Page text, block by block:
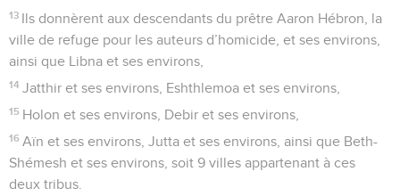
13 Ils donnèrent aux descendants du prêtre Aaron Hébron, la
ville de refuge pour les auteurs d’homicide, et ses environs,
ainsi que Libna et ses environs,
14 Jatthir et ses environs, Eshthlemoa et ses environs,
15 Holon et ses environs, Debir et ses environs,
16 Aïn et ses environs, Jutta et ses environs, ainsi que Beth-
Shémesh et ses environs, soit 9 villes appartenant à ces
deux tribus.